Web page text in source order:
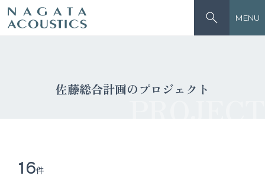
MENU
佐藤総合計画のプロジェクト
16件